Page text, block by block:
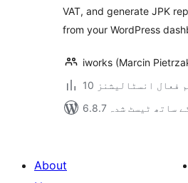
VAT, and generate JPK
from your WordPress
iworks (Marcin
کم فعال انسٹالیشنز
کے ساتھ ٹیسٹ شدہ
About